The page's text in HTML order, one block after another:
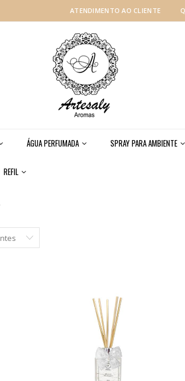
ATENDIMENTO AO CLIENTE
ÁGUA PERFUMADA SPRAY PARA AMBIENTE
REFIL